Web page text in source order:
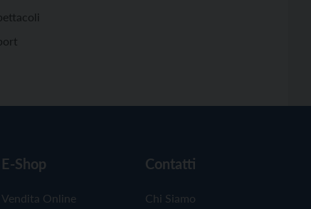
E-Shop
Vendita Online
Contatti
Chi Siamo